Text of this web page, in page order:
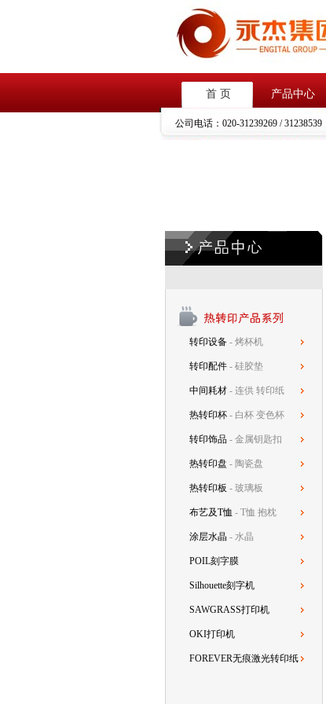
首 页 产品中心
公司电话： 020-31239269 / 31238539
转印设备 - 烤杯机
转印配件 - 硅胶垫
中间耗材 - 连供 转印纸
热转印杯 - 白杯 变色杯
转印饰品 - 金属钥匙扣
热转印盘 - 陶瓷盘
热转印板 - 玻璃板
布艺及T恤 - T恤 抱枕
涂层水晶 - 水晶
POIL刻字膜
Silhouette刻字机
SAWGRASS打印机
OKI打印机
FOREVER无痕激光转印纸